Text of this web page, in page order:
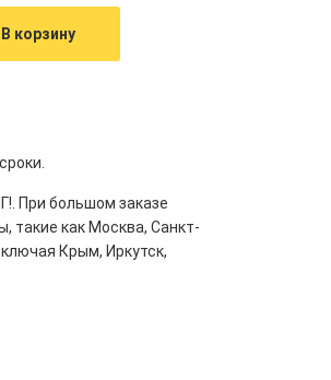
В корзину
При большом заказе
такие как Москва, Санкт-
Крым, Иркутск,